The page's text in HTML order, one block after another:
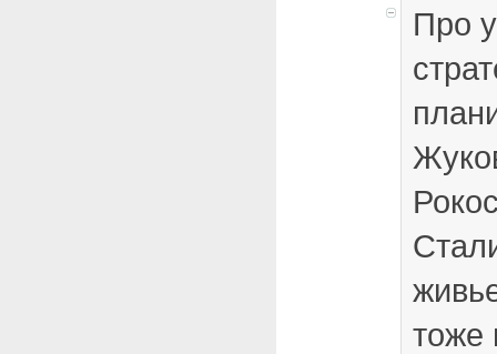
Про
тоже